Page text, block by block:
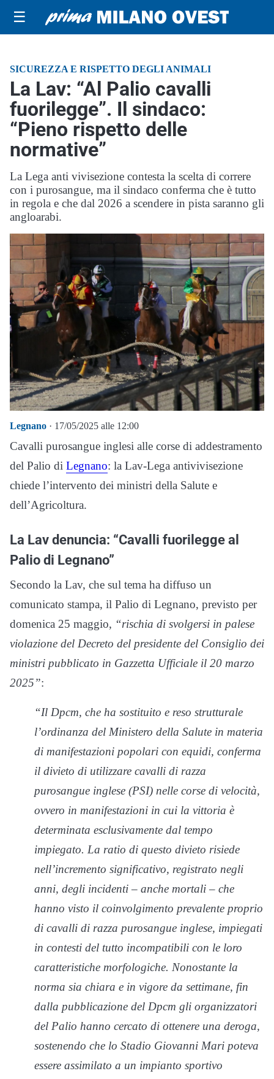
☰
SICUREZZA E RISPETTO DEGLI ANIMALI
La Lav: “Al Palio cavalli
fuorilegge”. Il sindaco:
“Pieno rispetto delle
normative”
La Lega anti vivisezione contesta la scelta di correre
con i purosangue, ma il sindaco conferma che è tutto
in regola e che dal 2026 a scendere in pista saranno gli
angloarabi.
Legnano · 17/05/2025 alle 12:00
Cavalli purosangue inglesi alle corse di addestramento
del Palio di Legnano: la Lav-Lega antivivisezione
chiede l’intervento dei ministri della Salute e
dell’Agricoltura.
La Lav denuncia: “Cavalli fuorilegge al
Palio di Legnano”
Secondo la Lav, che sul tema ha diffuso un
comunicato stampa, il Palio di Legnano, previsto per
domenica 25 maggio, “rischia di svolgersi in palese
violazione del Decreto del presidente del Consiglio dei
ministri pubblicato in Gazzetta Ufficiale il 20 marzo
2025”:
“Il Dpcm, che ha sostituito e reso strutturale
l’ordinanza del Ministero della Salute in materia
di manifestazioni popolari con equidi, conferma
il divieto di utilizzare cavalli di razza
purosangue inglese (PSI) nelle corse di velocità,
ovvero in manifestazioni in cui la vittoria è
determinata esclusivamente dal tempo
impiegato. La ratio di questo divieto risiede
nell’incremento significativo, registrato negli
anni, degli incidenti – anche mortali – che
hanno visto il coinvolgimento prevalente proprio
di cavalli di razza purosangue inglese, impiegati
in contesti del tutto incompatibili con le loro
caratteristiche morfologiche. Nonostante la
norma sia chiara e in vigore da settimane, fin
dalla pubblicazione del Dpcm gli organizzatori
del Palio hanno cercato di ottenere una deroga,
sostenendo che lo Stadio Giovanni Mari poteva
essere assimilato a un impianto sportivo